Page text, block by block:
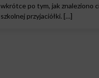
wkrótce po tym, jak znaleziono
szkolnej przyjaciółki. […]